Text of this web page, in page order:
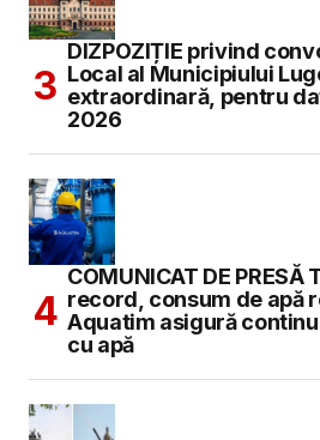
DIZPOZIȚIE privind
Local al Municipiului
extraordinară, pentru
2026
COMUNICAT DE
record, consum de apă
Aquatim asigură
cu apă